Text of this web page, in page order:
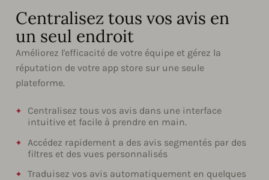
Centralisez tous vos avis en
un seul endroit
Améliorez l'efficacité de votre équipe et gérez la
réputation de votre app store sur une seule
plateforme.
Centralisez tous vos avis dans une interface
intuitive et facile à prendre en main.
Accédez rapidement a des avis segmentés par des
filtres et des vues personnalisés
Traduisez vos avis automatiquement en quelques